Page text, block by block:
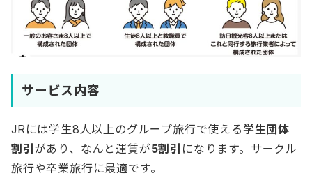
サービス内容
JRには学生8人以上のグループ旅行で使える学生団体
割引があり、なんと運賃が5割引 になります。サークル
旅行や卒業旅行に最適です。